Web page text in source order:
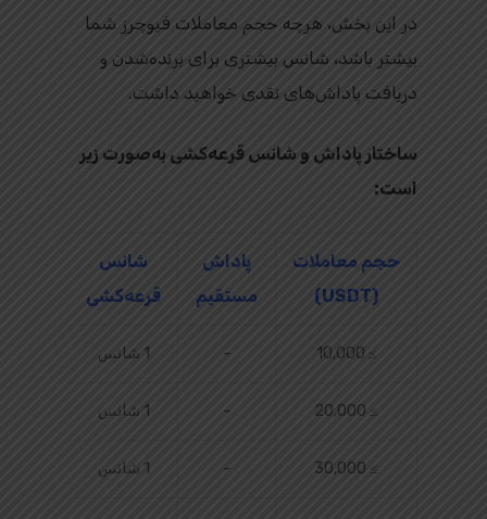
در این بخش، هرچه حجم معاملات فیوچرز شما
بیشتر باشد، شانس بیشتری برای برنده‌شدن و
دریافت پاداش‌های نقدی خواهید داشت.
ساختار پاداش و شانس قرعه‌کشی به‌صورت زیر
است:
حجم معاملات
(USDT)
پاداش
مستقیم
شانس
قرعه‌کشی
≥ 10,000
– 1 شانس
≥ 20,000
– 1 شانس
≥ 30,000
– 1 شانس